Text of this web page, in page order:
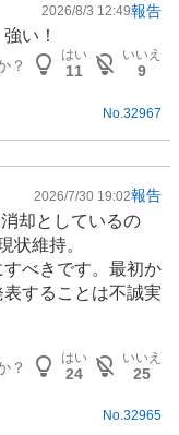
2026/8/3 12:49報告
い！
？
はい
11
いいえ
9
No. 32967
2026/7/30 19:02報告
却としているの
状維持。
べきです。最初か
することは不誠実
？
はい
24
いいえ
25
No.32965